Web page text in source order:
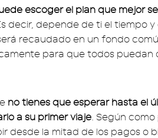
escoger el plan que mejor
decir, depende de ti el tiempo
recaudado en un fondo
para que todos puedan
no tienes que esperar hasta el
a su primer viaje. Según
desde la mitad de los pagos o